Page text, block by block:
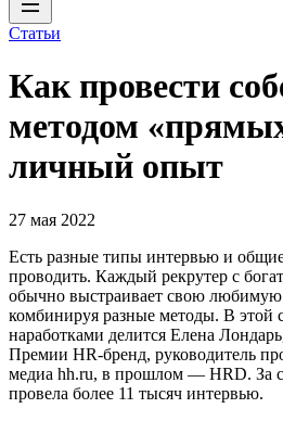
Статьи
Как провести
методом
личный опыт
27 мая 2022
Есть разные типы интервью и
проводить. Каждый рекрутер с
обычно выстраивает свою любимую
комбинируя разные методы. В этой
наработками делится Елена
Премии HR-бренд, руководитель
медиа hh.ru, в прошлом — HRD. За
провела более 11 тысяч интервью.